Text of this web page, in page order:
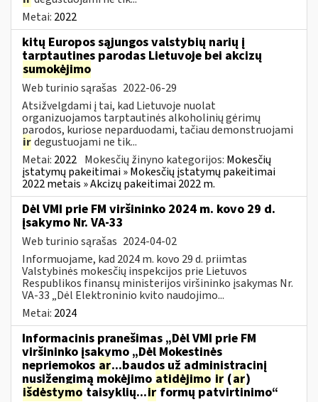
Metai: 2022
kitų Europos sąjungos valstybių narių į
tarptautines parodas Lietuvoje bei akcizų
sumokėjimo
Web turinio sąrašas 2022-06-29
Atsižvelgdami į tai, kad Lietuvoje nuolat
organizuojamos tarptautinės alkoholinių gėrimų
parodos, kuriose neparduodami, tačiau demonstruojami
irdegustuojami ne tik...
Metai: 2022 Mokesčių žinyno kategorijos: Mokesčių
įstatymų pakeitimai » Mokesčių įstatymų pakeitimai
2022 metais » Akcizų pakeitimai 2022 m.
Dėl VMI prie FM viršininko 2024 m. kovo 29 d.
įsakymo Nr. VA-33
Web turinio sąrašas 2024-04-02
Informuojame, kad 2024 m. kovo 29 d. priimtas
Valstybinės mokesčių inspekcijos prie Lietuvos
Respublikos finansų ministerijos viršininko įsakymas Nr.
VA-33 „Dėl Elektroninio kvito naudojimo...
Metai: 2024
Informacinis pranešimas „Dėl VMI prie FM
viršininko įsakymo „Dėl Mokestinės
nepriemokos ar...baudos už administracinį
nusižengimą mokėjimo atidėjimo ir (ar)
išdėstymo taisyklių...irformų patvirtinimo“